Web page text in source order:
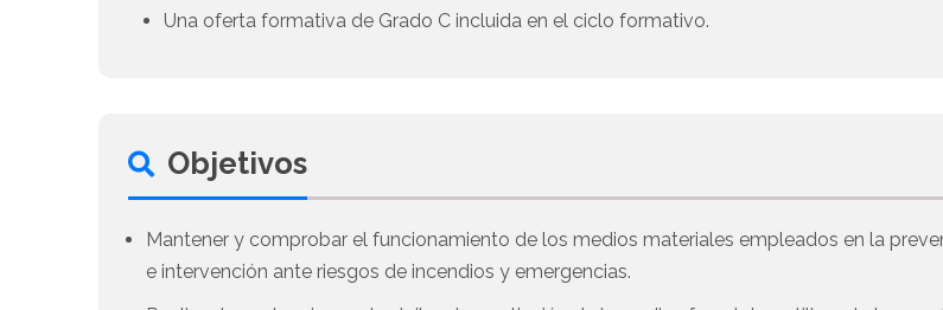
Una oferta formativa de Grado C incluida en el ciclo formativo.
Objetivos
Mantener y comprobar el funcionamiento de los medios materiales empleados en la
e intervención ante riesgos de incendios y emergencias.